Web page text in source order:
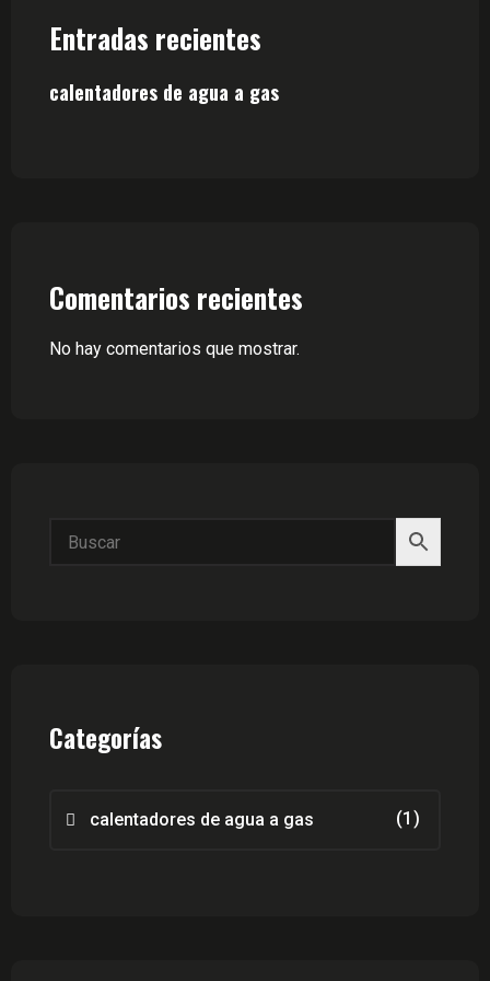
Entradas recientes
calentadores de agua a gas
Comentarios recientes
No hay comentarios que mostrar.
Categorías
calentadores de agua a gas (1)